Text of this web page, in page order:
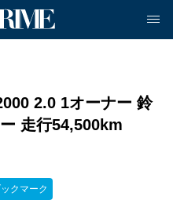
2.0 1オーナー 鈴
走行54,500km
クマーク